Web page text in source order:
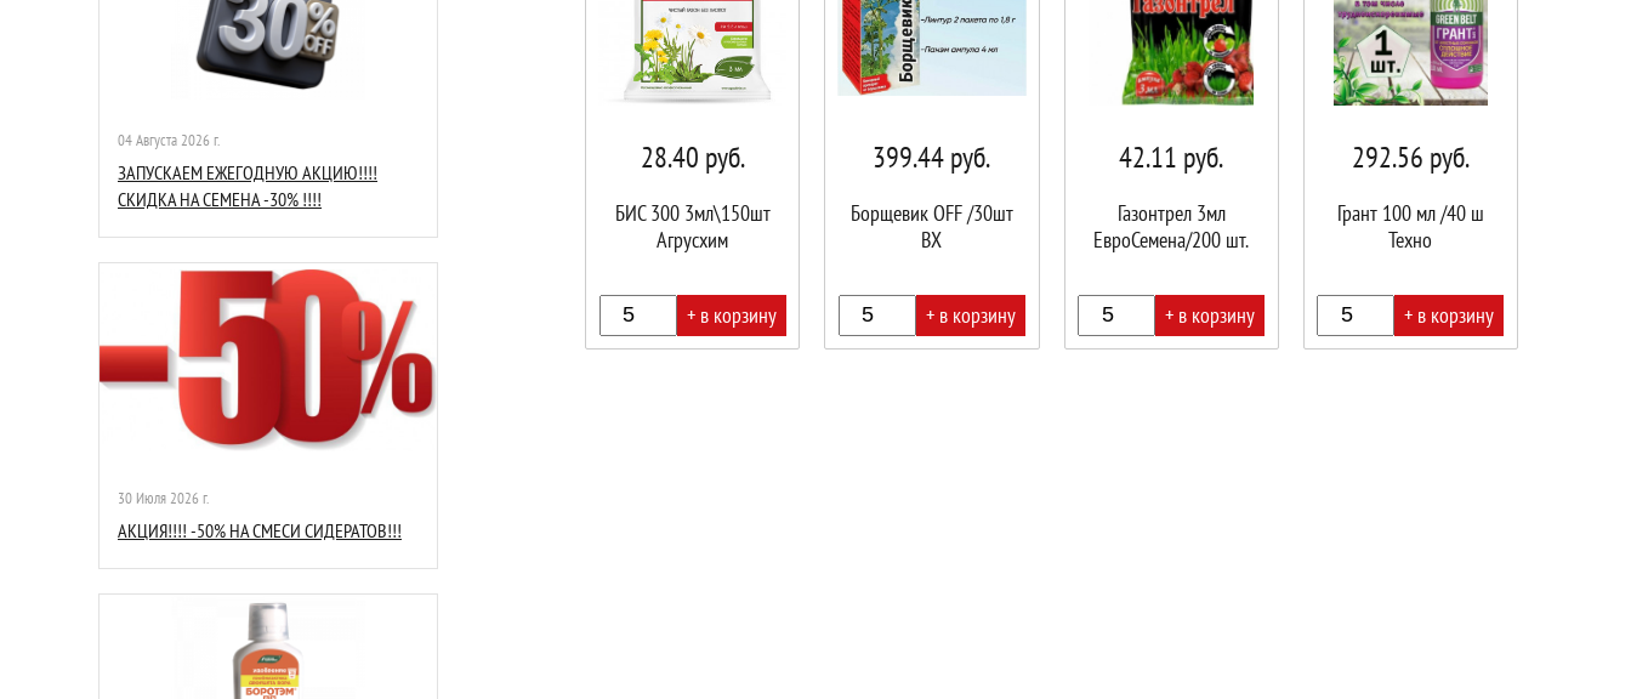
04 Августа 2026 г.
ЗАПУСКАЕМ ЕЖЕГОДНУЮ АКЦИЮ!!!!
СКИДКА НА СЕМЕНА -30% !!!!
30 Июля 2026 г.
АКЦИЯ!!!! -50% НА СМЕСИ СИДЕРАТОВ!!!
28.40 руб.
БИС 300 3мл\150шт
Агрусхим
+ в корзину
399.44руб.
Борщевик OFF /30шт
ВХ
+ в корзину
42.11 руб.
Газонтрел 3мл
ЕвроСемена/200 шт.
+ в корзину
292.56 руб.
Грант 100 мл /40 ш
Техно
+ в корзину